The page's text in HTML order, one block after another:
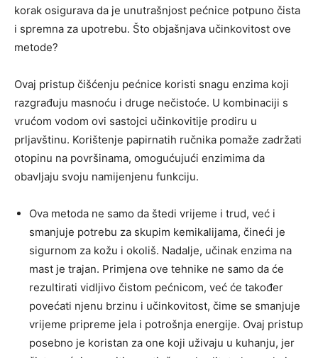
korak osigurava da je unutrašnjost pećnice potpuno čista
i spremna za upotrebu. Što objašnjava učinkovitost ove
metode?
Ovaj pristup čišćenju pećnice koristi snagu enzima koji
razgrađuju masnoću i druge nečistoće. U kombinaciji s
vrućom vodom ovi sastojci učinkovitije prodiru u
prljavštinu. Korištenje papirnatih ručnika pomaže zadržati
otopinu na površinama, omogućujući enzimima da
obavljaju svoju namijenjenu funkciju.
Ova metoda ne samo da štedi vrijeme i trud, već i
smanjuje potrebu za skupim kemikalijama, čineći je
sigurnom za kožu i okoliš. Nadalje, učinak enzima na
mast je trajan. Primjena ove tehnike ne samo da će
rezultirati vidljivo čistom pećnicom, već će također
povećati njenu brzinu i učinkovitost, čime se smanjuje
vrijeme pripreme jela i potrošnja energije. Ovaj pristup
posebno je koristan za one koji uživaju u kuhanju, jer